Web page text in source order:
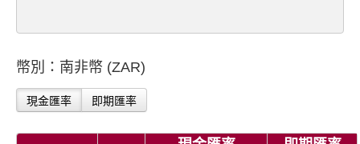
幣別：南非幣 (ZAR)
現金匯率 即期匯率